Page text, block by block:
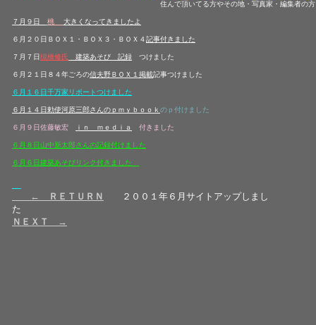
住んで頂いてる方やその地・写真家・編集者の方々
７月９日 桃 大きくなってきましたよ
６月２０日ＢＯＸ１・ＢＯＸ３・ＢＯＸ４記事付きました
７月７日槻橋修氏 建築あそび 記録 つけました
６月２１日８４年ごろの信夫野ＢＯＸ１掲載記事つけました
６月１６日千万家リポートつけました
６月１４日勅使河原三郎さんのｐ ｍｙｂｏｏｋ のｐ付けました
６月９日佐藤敏宏 ｉｎ ｍｅｄｉａ 付きました
６月８日山中新太郎さんの記録付けました
６月６日建築あそびリンク付きました
← ＲＥＴＵＲＮ
２００１年６月サイトアップしまし
ＮＥＸＴ →